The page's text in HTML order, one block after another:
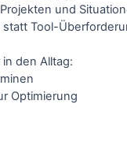
und
Tool-
den Alltag:
Optimierung